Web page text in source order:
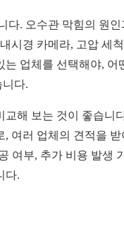
다. 오수관 막힘의 원인
시경 카메라, 고압 세
는 업체를 선택해야, 어
다.
교해 보는 것이 좋습니
, 여러 업체의 견적을 받
여부, 추가 비용 발생
다.